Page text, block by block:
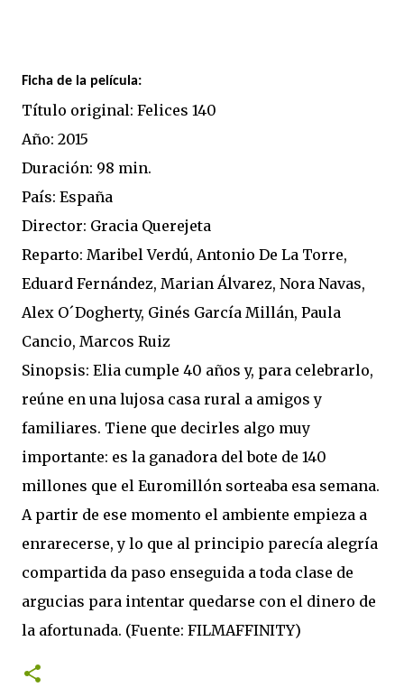
Ficha de la película:
Título original: Felices 140
Año: 2015
Duración: 98 min.
País: España
Director: Gracia Querejeta
Reparto: Maribel Verdú, Antonio De La Torre,
Eduard Fernández, Marian Álvarez, Nora Navas,
Alex O´Dogherty, Ginés García Millán, Paula
Cancio, Marcos Ruiz
Sinopsis: Elia cumple 40 años y, para celebrarlo,
reúne en una lujosa casa rural a amigos y
familiares. Tiene que decirles algo muy
importante: es la ganadora del bote de 140
millones que el Euromillón sorteaba esa semana.
A partir de ese momento el ambiente empieza a
enrarecerse, y lo que al principio parecía alegría
compartida da paso enseguida a toda clase de
argucias para intentar quedarse con el dinero de
la afortunada. (Fuente: FILMAFFINITY)